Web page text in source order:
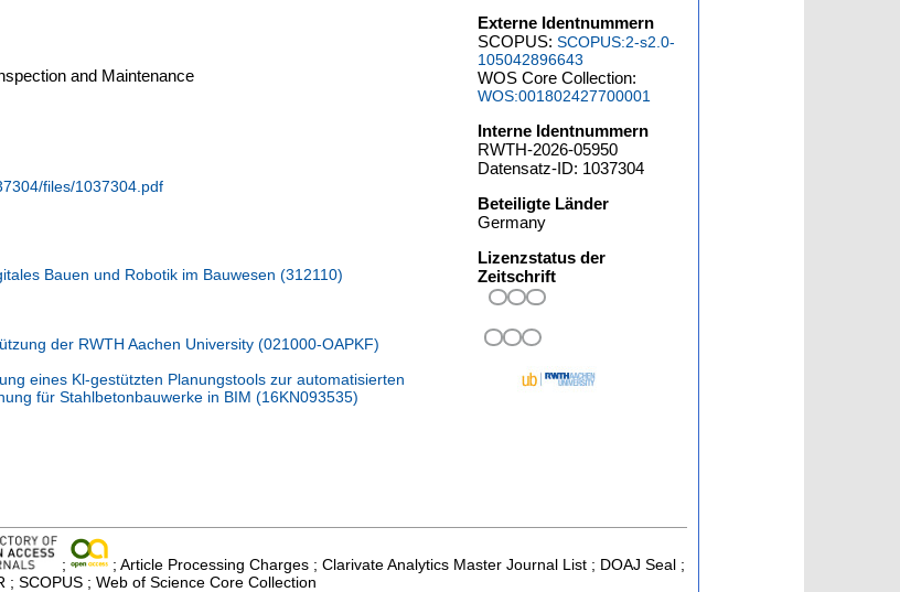
and Maintenance
files/1037304.pdf
Bauen und Robotik im Bauwesen (312110)
der RWTH Aachen University (021000-OAPKF)
eines Kl-gestützten Planungstools zur automatisierten
für Stahlbetonbauwerke in BIM (16KN093535)
Externe Identnummern
SCOPUS:SCOPUS:2-s2.0-
105042896643
WOS Core Collection:
WOS:001802427700001
Interne Identnummern
RWTH-2026-05950
Datensatz-ID: 1037304
Beteiligte Länder
Germany
Lizenzstatus der
Zeitschrift
;
; Article Processing Charges ; Clarivate Analytics Master Journal List ; DOAJ Seal ;
SCOPUS ; Web of Science Core Collection